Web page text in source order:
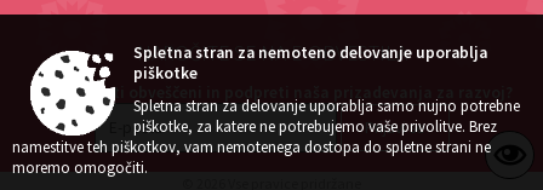
NAROČITE SE NA E-OBVESTILA
Želite ostati obveščeni in podpreti naša prizadevanja za razvoj?
Spletna stran za nemoteno delovanje uporablja
piškotke
Spletna stran za delovanje uporablja samo nujno potrebne
piškotke, za katere ne potrebujemo vaše privolitve. Brez
namestitve teh piškotkov, vam nemotenega dostopa do spletne strani ne
moremo omogočiti.